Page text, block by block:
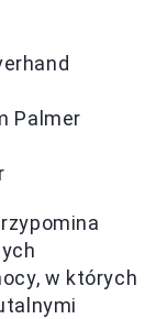
Palmer
w których